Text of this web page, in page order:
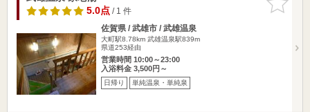
りに追加
5.0点/ 1 件
佐賀県 / 武雄市 / 武雄温泉
大町駅8.78km 武雄温泉駅839m
県道253経由
営業時間 10:00～23:00
入浴料金 3,500円～
日帰り 単純温泉・単純泉